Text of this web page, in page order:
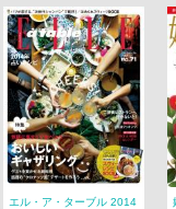
エル・ア・ターブル 2014